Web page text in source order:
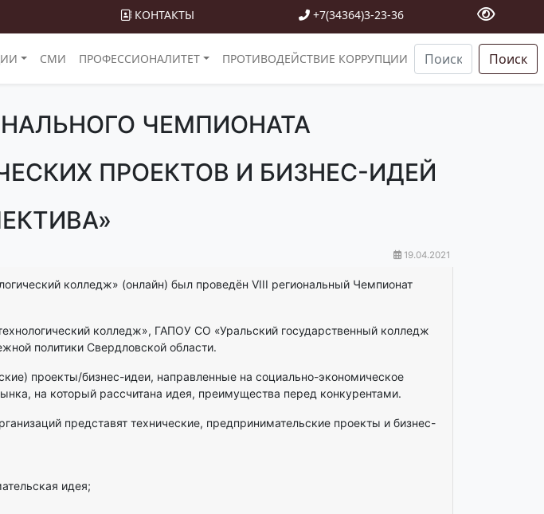
КОНТАКТЫ +7(34364)3-23-36
СМИ ПРОФЕССИОНАЛИТЕТ ПРОТИВОДЕЙСТВИЕ КОРРУПЦИИ Поиск
ЧЕМПИОНАТА
ПРОЕКТОВ И БИЗНЕС-ИДЕЙ
19.04.2021
колледж» (онлайн) был проведён VIII региональный Чемпионат
колледж», ГАПОУ СО «Уральский государственный колледж
политики Свердловской области.
проекты/бизнес-идеи, направленные на социально-экономическое
на который рассчитана идея, преимущества перед конкурентами.
представят технические, предпринимательские проекты и бизнес-
идея;